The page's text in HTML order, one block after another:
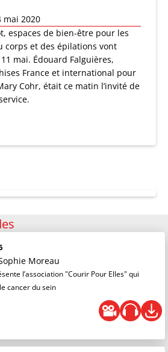
mai 2020
espaces de bien-être pour les
corps et des épilations vont
mai. Édouard Falguières,
France et international pour
Cohr, était ce matin l’invité de
Moreau
l’association "Courir Pour Elles" qui
cancer du sein